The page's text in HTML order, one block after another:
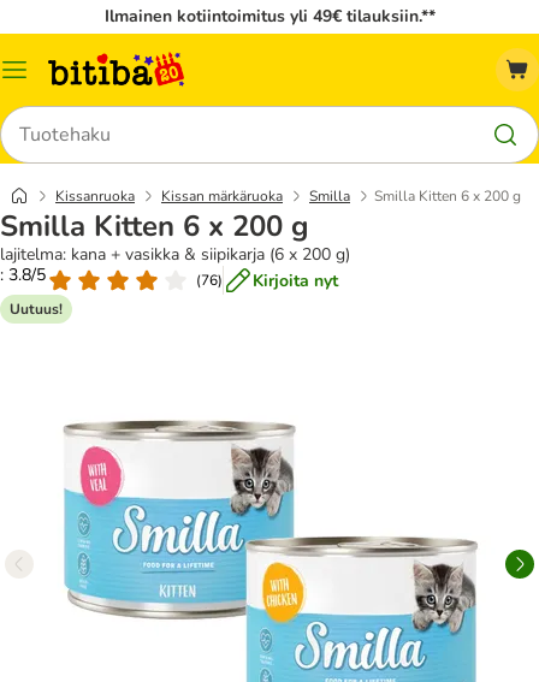
Ilmainen kotiintoimitus yli 49€ tilauksiin.**
Katalogivalikko
Hae
Kissanruoka Kissan märkäruoka Smilla Smilla Kitten 6 x 200 g
Smilla Kitten 6 x 200 g
lajitelma: kana + vasikka & siipikarja (6 x 200 g)
: 3.8/5
(76) Kirjoita nyt
Uutuus!